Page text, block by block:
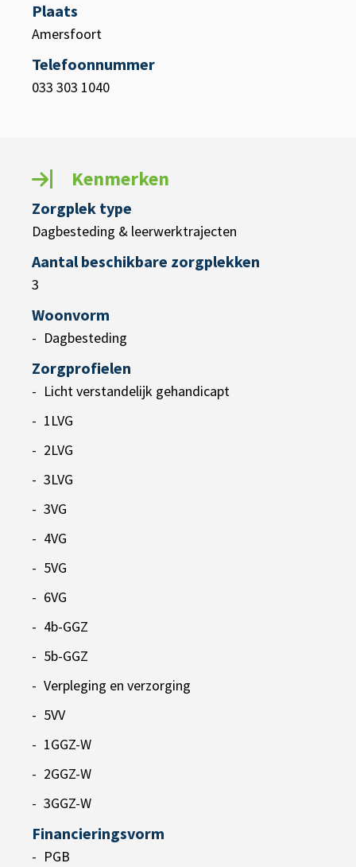
Plaats
Amersfoort
Telefoonnummer
033 303 1040
Kenmerken
Zorgplek type
Dagbesteding & leerwerktrajecten
Aantal beschikbare zorgplekken
3
Woonvorm
Dagbesteding
Zorgprofielen
Licht verstandelijk gehandicapt
1LVG
2LVG
3LVG
3VG
4VG
5VG
6VG
4b-GGZ
5b-GGZ
Verpleging en verzorging
5VV
1GGZ-W
2GGZ-W
3GGZ-W
Financieringsvorm
PGB